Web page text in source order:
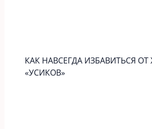
КАК НАВСЕГДА ИЗБАВИТЬСЯ
«УСИКОВ»